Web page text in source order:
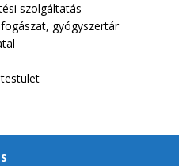
szolgáltatás
gyógyszertár